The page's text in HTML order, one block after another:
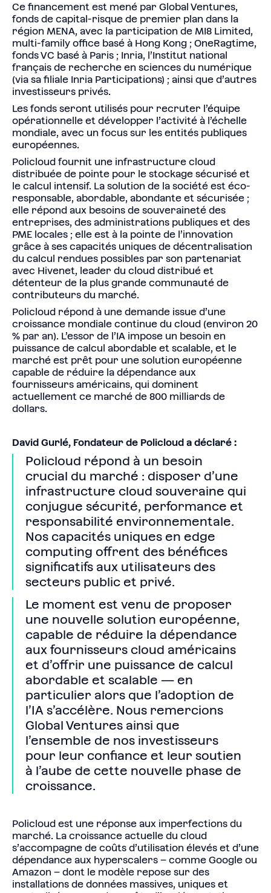
Ce financement est mené par Global Ventures,
fonds de capital-risque de premier plan dans la
région MENA, avec la participation de MI8 Limited,
multi-family office basé à Hong Kong ; OneRagtime,
fonds VC basé à Paris ; Inria, l’Institut national
français de recherche en sciences du numérique
(via sa filiale Inria Participations) ; ainsi que d’autres
investisseurs privés.
Les fonds seront utilisés pour recruter l’équipe
opérationnelle et développer l’activité à l’échelle
mondiale, avec un focus sur les entités publiques
européennes.
Policloud fournit une infrastructure cloud
distribuée de pointe pour le stockage sécurisé et
le calcul intensif. La solution de la société est éco-
responsable, abordable, abondante et sécurisée ;
elle répond aux besoins de souveraineté des
entreprises, des administrations publiques et des
PME locales ; elle est à la pointe de l’innovation
grâce à ses capacités uniques de décentralisation
du calcul rendues possibles par son partenariat
avec Hivenet, leader du cloud distribué et
détenteur de la plus grande communauté de
contributeurs du marché.
Policloud répond à une demande issue d’une
croissance mondiale continue du cloud (environ 20
% par an). L’essor de l’IA impose un besoin en
puissance de calcul abordable et scalable, et le
marché est prêt pour une solution européenne
capable de réduire la dépendance aux
fournisseurs américains, qui dominent
actuellement ce marché de 800 milliards de
dollars.
David Gurlé, Fondateur de Policloud a déclaré :
Policloud répond à un besoin
crucial du marché : disposer d’une
infrastructure cloud souveraine qui
conjugue sécurité, performance et
responsabilité environnementale.
Nos capacités uniques en edge
computing offrent des bénéfices
significatifs aux utilisateurs des
secteurs public et privé.
Le moment est venu de proposer
une nouvelle solution européenne,
capable de réduire la dépendance
aux fournisseurs cloud américains
et d’offrir une puissance de calcul
abordable et scalable — en
particulier alors que l’adoption de
l’IA s’accélère. Nous remercions
Global Ventures ainsi que
l’ensemble de nos investisseurs
pour leur confiance et leur soutien
à l’aube de cette nouvelle phase de
croissance.
Policloud est une réponse aux imperfections du
marché. La croissance actuelle du cloud
s’accompagne de coûts d’utilisation élevés et d’une
dépendance aux hyperscalers – comme Google ou
Amazon – dont le modèle repose sur des
installations de données massives, uniques et